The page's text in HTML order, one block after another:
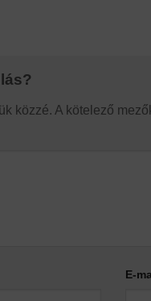
közzé. A kötelező
E-